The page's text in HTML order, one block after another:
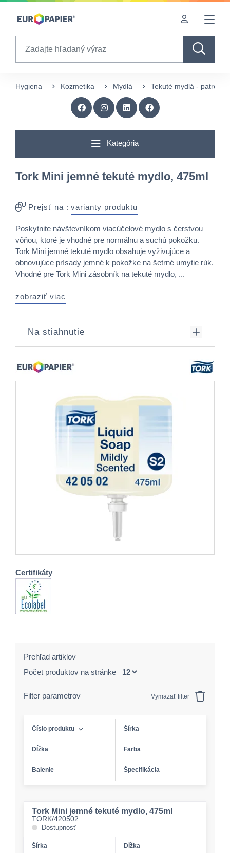
Table Of Content
Doplnkové produkty
Hygiena Kozmetika Mydlá Tekuté mydlá - patróny
Kategória
Tork Mini jemné tekuté mydlo, 475ml
Prejsť na : varianty produktu
Poskytnite návštevníkom viacúčelové mydlo s čerstvou
vôňou, ktoré je vhodné pre normálnu a suchú pokožku.
Tork Mini jemné tekuté mydlo obsahuje vyživujúce a
obnovujúce prísady jemné k pokožke na šetrné umytie rúk.
Vhodné pre Tork Mini zásobník na tekuté mydlo, ...
zobraziť viac
Na stiahnutie
Certifikáty
Prehľad artiklov
Počet produktov na stránke
Filter parametrov Vymazať filter
Číslo produktu Šírka
Dĺžka Farba
Balenie Špecifikácia
Tork Mini jemné tekuté mydlo, 475ml
TORK/420502
Dostupnosť
Šírka
Dĺžka